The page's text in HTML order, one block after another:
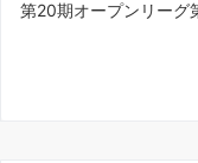
第20期オープンリーグ